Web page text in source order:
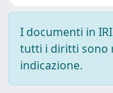
I documenti in
tutti i diritti sono
indicazione.